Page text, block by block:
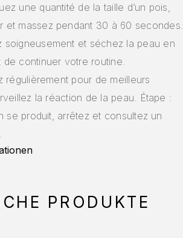
une quantité de la taille d’un pois,
et massez pendant 30 à 60 secondes.
soigneusement et séchez la peau en
de continuer votre routine.
régulièrement pour de meilleurs
la réaction de la peau. Étape :
se produit, arrêtez et consultez un
PRODUKTE